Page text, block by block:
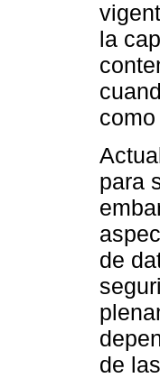
la
para
de
de